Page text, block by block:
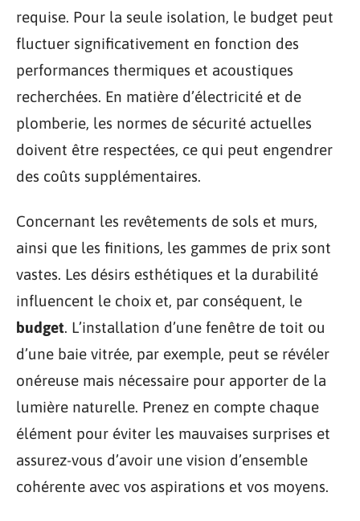
requise. Pour la seule isolation, le budget peut
fluctuer significativement en fonction des
performances thermiques et acoustiques
recherchées. En matière d’électricité et de
plomberie, les normes de sécurité actuelles
doivent être respectées, ce qui peut engendrer
des coûts supplémentaires.
Concernant les revêtements de sols et murs,
ainsi que les finitions, les gammes de prix sont
vastes. Les désirs esthétiques et la durabilité
influencent le choix et, par conséquent, le
budget. L’installation d’une fenêtre de toit ou
d’une baie vitrée, par exemple, peut se révéler
onéreuse mais nécessaire pour apporter de la
lumière naturelle. Prenez en compte chaque
élément pour éviter les mauvaises surprises et
assurez-vous d’avoir une vision d’ensemble
cohérente avec vos aspirations et vos moyens.